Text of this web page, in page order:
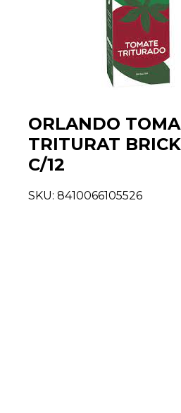
ORLANDO
TRITURAT
C/12
SKU: 8410066105526